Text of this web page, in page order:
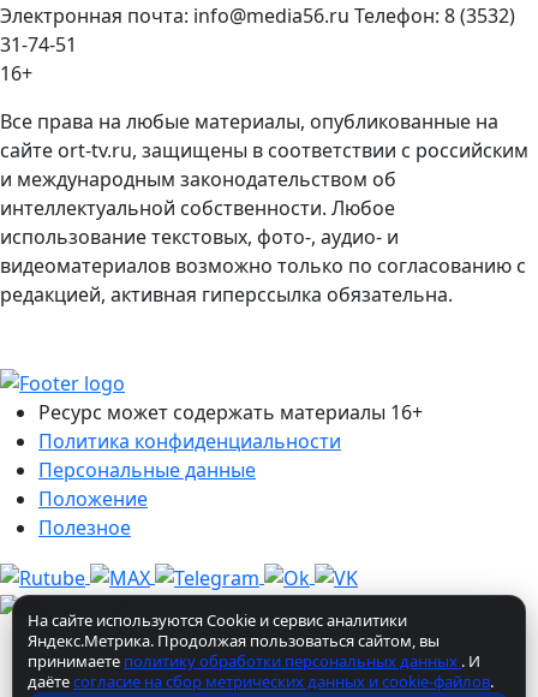
Электронная почта: info@media56.ru Телефон: 8 (3532)
31-74-51
16+
Все права на любые материалы, опубликованные на
сайте ort-tv.ru, защищены в соответствии с российским
и международным законодательством об
интеллектуальной собственности. Любое
использование текстовых, фото-, аудио- и
видеоматериалов возможно только по согласованию с
редакцией, активная гиперссылка обязательна.
Ресурс может содержать материалы 16+
Политика конфиденциальности
Персональные данные
Положение
Полезное
На сайте используются Cookie и сервис аналитики
Яндекс.Метрика. Продолжая пользоваться сайтом, вы
принимаете политику обработки персональных данных . И
даётесогласие на сбор метрических данных и cookie-файлов.